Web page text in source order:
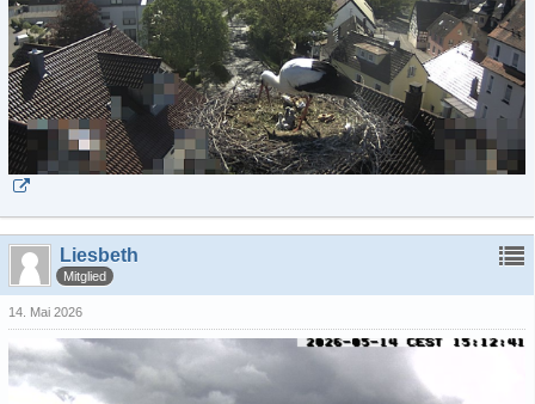
Liesbeth
Mitglied
14. Mai 2026